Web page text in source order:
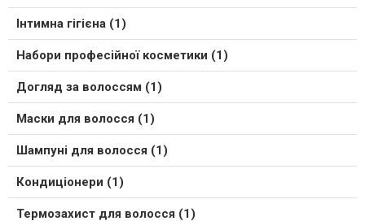
Інтимна гігієна (1)
Набори професійної косметики (1)
Догляд за волоссям (1)
Маски для волосся (1)
Шампуні для волосся (1)
Кондиціонери (1)
Термозахист для волосся (1)